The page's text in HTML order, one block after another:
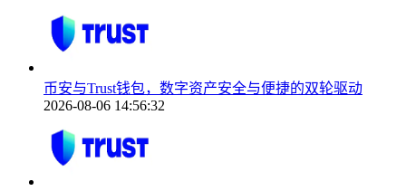
币安与Trust钱包，数字资产安全与便捷的双轮驱动
2026-08-06 14:56:32